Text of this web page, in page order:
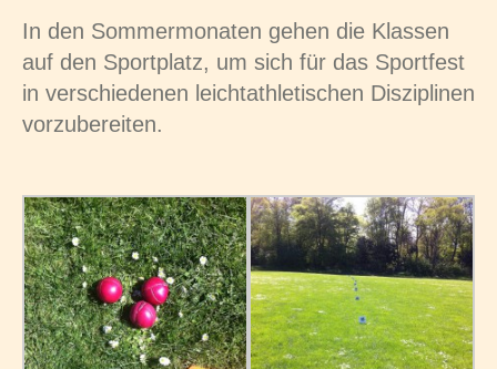
In den Sommermonaten gehen die Klassen
auf den Sportplatz, um sich für das Sportfest
in verschiedenen leichtathletischen Disziplinen
vorzubereiten.